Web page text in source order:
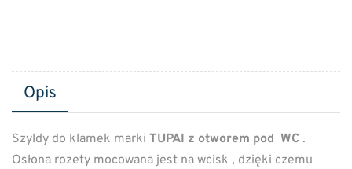
Opis
Szyldy do klamek marki TUPAI z otworem pod WC .
Osłona rozety mocowana jest na wcisk , dzięki czemu